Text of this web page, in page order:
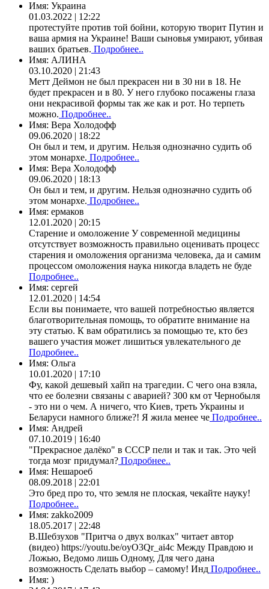
Имя: Украина
01.03.2022 | 12:22
протестуйте против той бойни, которую творит Путин и
ваша армия на Украине! Ваши сыновья умирают, убивая
ваших братьев. Подробнее..
Имя: АЛИНА
03.10.2020 | 21:43
Метт Деймон не был прекрасен ни в 30 ни в 18. Не
будет прекрасен и в 80. У него глубоко посажены глаза
они некрасивой формы так же как и рот. Но терпеть
можно. Подробнее..
Имя: Вера Холодофф
09.06.2020 | 18:22
Он был и тем, и другим. Нельзя однозначно судить об
этом монархе. Подробнее..
Имя: Вера Холодофф
09.06.2020 | 18:13
Он был и тем, и другим. Нельзя однозначно судить об
этом монархе. Подробнее..
Имя: ермаков
12.01.2020 | 20:15
Старение и омоложение У современной медицины
отсутствует возможность правильно оценивать процесс
старения и омоложения организма человека, да и самим
процессом омоложения наука никогда владеть не буде
Подробнее..
Имя: сергей
12.01.2020 | 14:54
Если вы понимаете, что вашей потребностью является
благотворительная помощь, то обратите внимание на
эту статью. К вам обратились за помощью те, кто без
вашего участия может лишиться увлекательного де
Подробнее..
Имя: Ольга
10.01.2020 | 17:10
Фу, какой дешевый хайп на трагедии. С чего она взяла,
что ее болезни связаны с аварией? 300 км от Чернобыля
- это ни о чем. А ничего, что Киев, треть Украины и
Беларуси намного ближе?! Я жила менее че Подробнее..
Имя: Андрей
07.10.2019 | 16:40
"Прекрасное далёко" в СССР пели и так и так. Это чей
тогда мозг придумал? Подробнее..
Имя: Нешароеб
08.09.2018 | 22:01
Это бред про то, что земля не плоская, чекайте науку!
Подробнее..
Имя: zakko2009
18.05.2017 | 22:48
В.Шебзухов "Притча о двух волках" читает автор
(видео) https://youtu.be/oyO3Qr_ai4c Между Правдою и
Ложью, Ведомо лишь Одному, Для чего дана
возможность Сделать выбор – самому! Инд Подробнее..
Имя: )